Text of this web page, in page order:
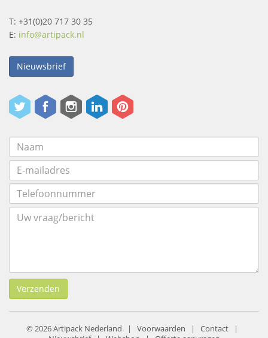
T: +31(0)20 717 30 35
E: info@artipack.nl
Nieuwsbrief
Verzenden
© 2026 Artipack Nederland | Voorwaarden | Contact |